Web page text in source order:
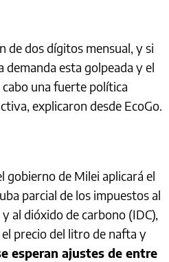
de dos dígitos mensual, y si
demanda esta golpeada y el
una fuerte política
explicaron desde EcoGo.
gobierno de Milei aplicará el
parcial de los impuestos al
al dióxido de carbono (IDC),
precio del litro de nafta y
esperan ajustes de entre